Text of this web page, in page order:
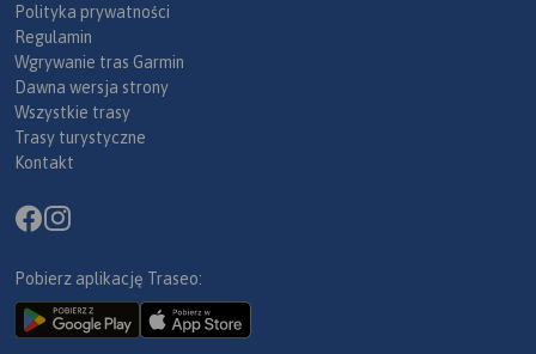
Polityka prywatności
Regulamin
Wgrywanie tras Garmin
Dawna wersja strony
Wszystkie trasy
Trasy turystyczne
Kontakt
Pobierz aplikację Traseo: